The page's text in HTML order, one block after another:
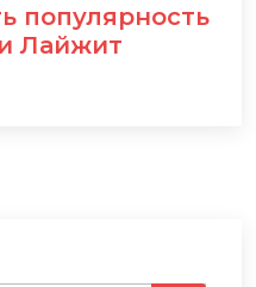
популярность
Лайжит